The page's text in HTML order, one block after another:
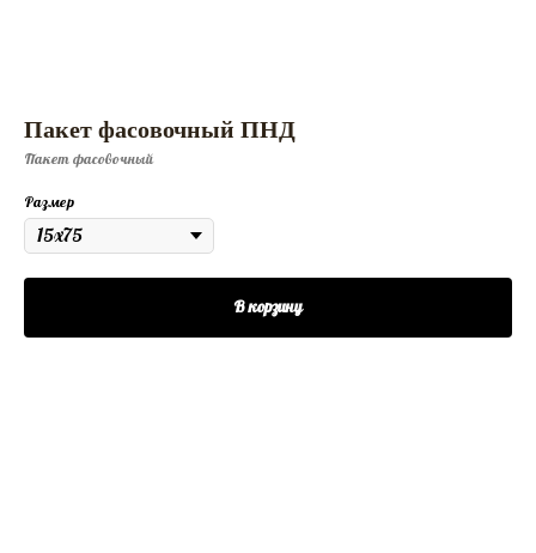
Пакет фасовочный ПНД
Пакет фасовочный
Размер
В корзину